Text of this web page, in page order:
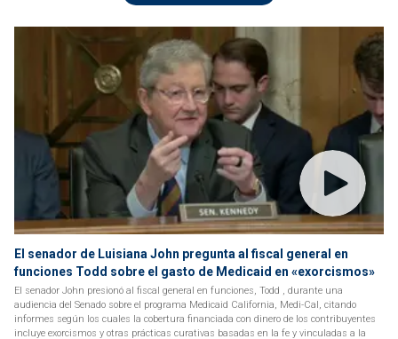
El senador de Luisiana John pregunta al fiscal general en
funciones Todd sobre el gasto de Medicaid en «exorcismos»
El senador John presionó al fiscal general en funciones, Todd , durante una
audiencia del Senado sobre el programa Medicaid California, Medi-Cal, citando
informes según los cuales la cobertura financiada con dinero de los contribuyentes
incluye exorcismos y otras prácticas curativas basadas en la fe y vinculadas a la